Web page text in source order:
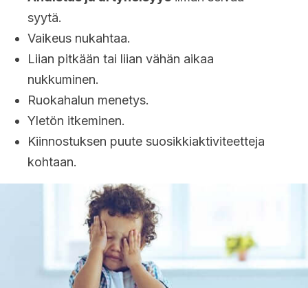
syytä.
Vaikeus nukahtaa.
Liian pitkään tai liian vähän aikaa
nukkuminen.
Ruokahalun menetys.
Yletön itkeminen.
Kiinnostuksen puute suosikkiaktiviteetteja
kohtaan.